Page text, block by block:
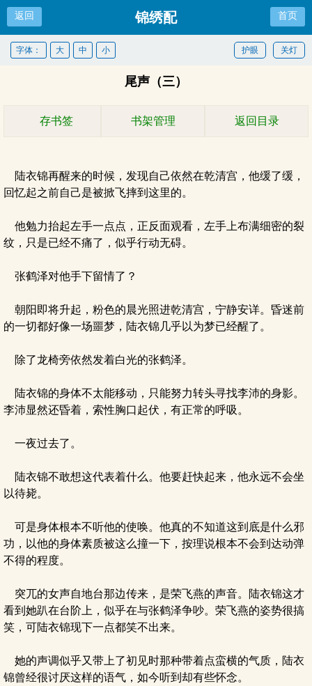
返回 锦绣配 首页
关灯
护眼
字体： 大 中 小
尾声（三）
存书签 书架管理 返回目录
陆衣锦再醒来的时候，发现自己依然在乾清宫，他缓了缓，
回忆起之前自己是被掀飞摔到这里的。
他勉力抬起左手一点点，正反面观看，左手上布满细密的裂
纹，只是已经不痛了，似乎行动无碍。
张鹤泽对他手下留情了？
朝阳即将升起，粉色的晨光照进乾清宫，宁静安详。昏迷前
的一切都好像一场噩梦，陆衣锦几乎以为梦已经醒了。
除了龙椅旁依然发着白光的张鹤泽。
陆衣锦的身体不太能移动，只能努力转头寻找李沛的身影。
李沛显然还昏着，索性胸口起伏，有正常的呼吸。
一夜过去了。
陆衣锦不敢想这代表着什么。他要赶快起来，他永远不会坐
以待毙。
可是身体根本不听他的使唤。他真的不知道这到底是什么邪
功，以他的身体素质被这么撞一下，按理说根本不会到达动弹
不得的程度。
突兀的女声自地台那边传来，是荣飞燕的声音。陆衣锦这才
看到她趴在台阶上，似乎在与张鹤泽争吵。荣飞燕的姿势很搞
笑，可陆衣锦现下一点都笑不出来。
她的声调似乎又带上了初见时那种带着点蛮横的气质，陆衣
锦曾经很讨厌这样的语气，如今听到却有些怀念。